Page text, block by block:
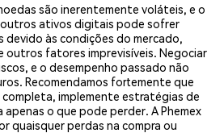
são inerentemente voláteis, e o
outros ativos digitais pode sofrer
às condições do mercado,
outros fatores imprevisíveis. Negociar
e o desempenho passado não
Recomendamos fortemente que
completa, implemente estratégias de
o que pode perder. A Phemex
quaisquer perdas na compra ou